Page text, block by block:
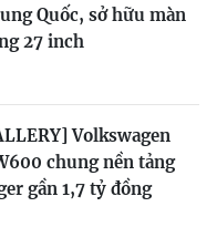
Quốc, sở hữu màn
27 inch
Volkswagen
chung nền tảng
gần 1,7 tỷ đồng